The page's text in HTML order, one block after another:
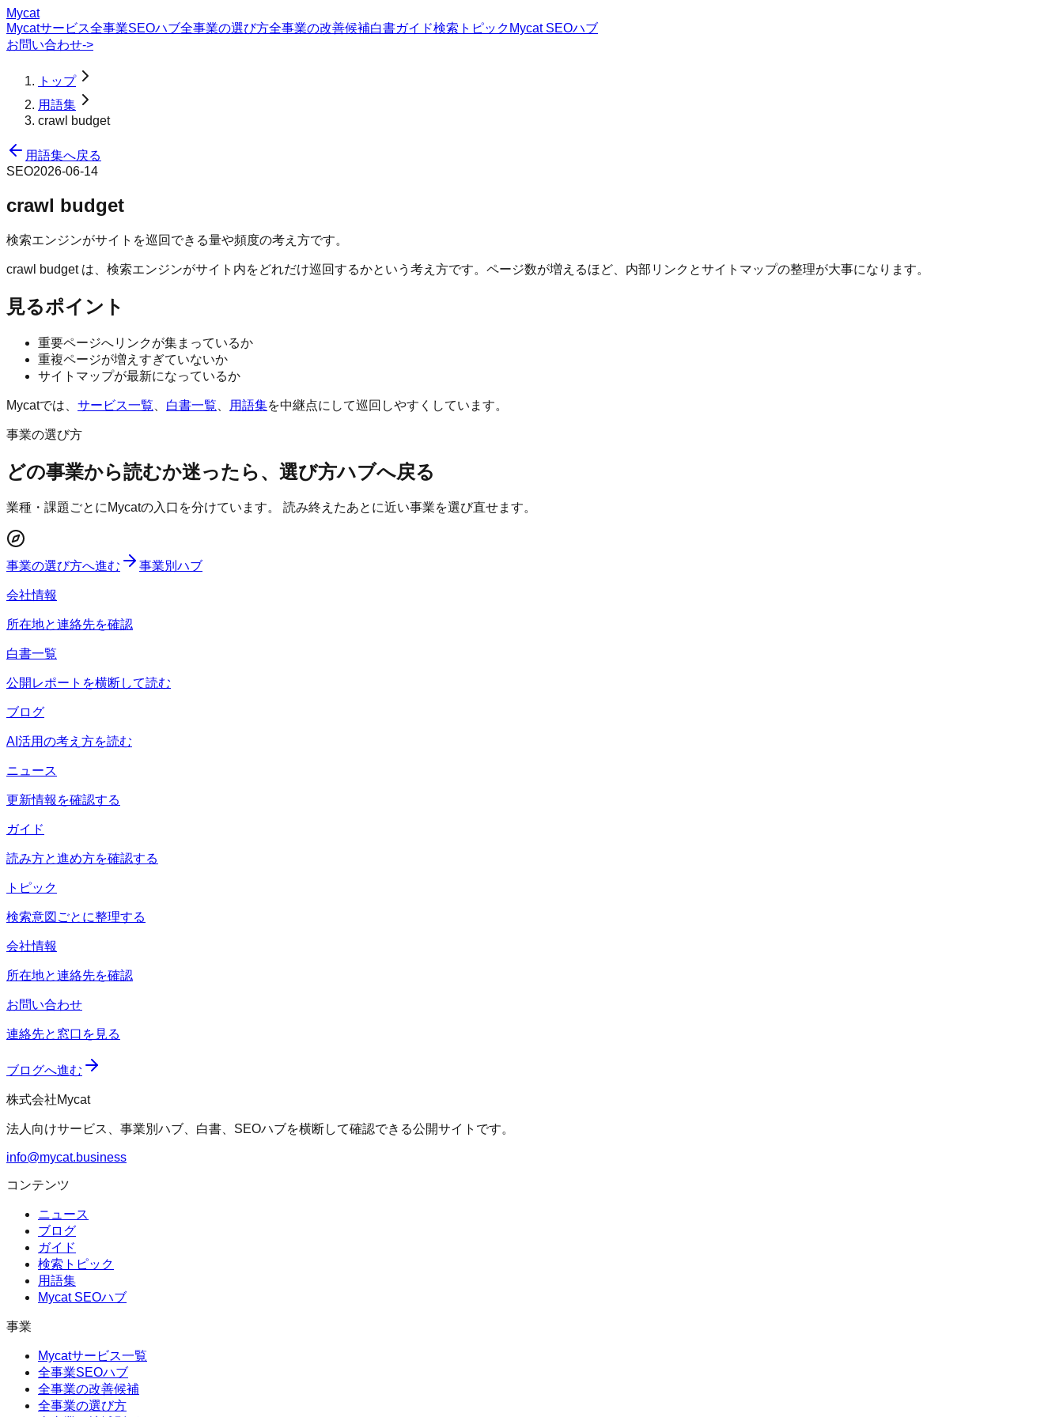
Mycat
Mycatサービス全事業SEOハブ全事業の選び方全事業の改善候補白書ガイド検索トピック Mycat SEOハブ
お問い合わせ->
トップ
用語集
crawl budget
用語集へ戻る
SEO2026-06-14
crawl budget
検索エンジンがサイトを巡回できる量や頻度の考え方です。
crawl budget は、検索エンジンがサイト内をどれだけ巡回するかという考え方です。ページ数が増えるほど、内部リンクとサイトマップの整理が大事になります。
見るポイント
重要ページへリンクが集まっているか
重複ページが増えすぎていないか
サイトマップが最新になっているか
Mycatでは、 サービス一覧 白書一覧 用語集を中継点にして巡回しやすくしています。
事業の選び方
どの事業から読むか迷ったら、選び方ハブへ戻る
業種・課題ごとにMycatの入口を分けています。 読み終えたあとに近い事業を選び直せます。
事業の選び方へ進む 事業別ハブ
会社情報
所在地と連絡先を確認
白書一覧
公開レポートを横断して読む
ブログ
AI活用の考え方を読む
ニュース
更新情報を確認する
ガイド
読み方と進め方を確認する
トピック
検索意図ごとに整理する
会社情報
所在地と連絡先を確認
お問い合わせ
連絡先と窓口を見る
ブログへ進む
株式会社Mycat
法人向けサービス、事業別ハブ、白書、SEOハブを横断して確認できる公開サイトです。
info@mycat.business
コンテンツ
ニュース
ブログ
ガイド
検索トピック
用語集
Mycat SEOハブ
事業
Mycatサービス一覧
全事業SEOハブ
全事業の改善候補
全事業の選び方